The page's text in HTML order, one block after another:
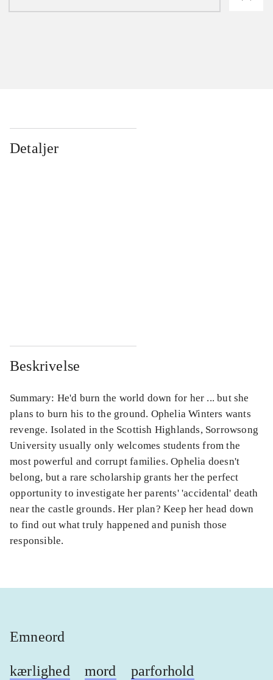
Detaljer
Beskrivelse
Summary: He'd burn the world down for her ... but she
plans to burn his to the ground. Ophelia Winters wants
revenge. Isolated in the Scottish Highlands, Sorrowsong
University usually only welcomes students from the
most powerful and corrupt families. Ophelia doesn't
belong, but a rare scholarship grants her the perfect
opportunity to investigate her parents' 'accidental' death
near the castle grounds. Her plan? Keep her head down
to find out what truly happened and punish those
responsible.
Emneord
kærlighed mord parforhold